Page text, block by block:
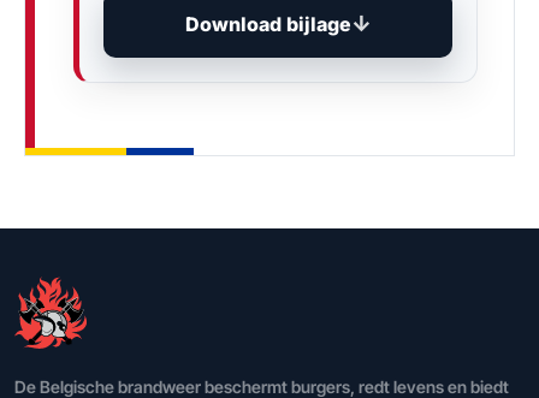
Download bijlage
De Belgische brandweer beschermt burgers, redt levens en biedt